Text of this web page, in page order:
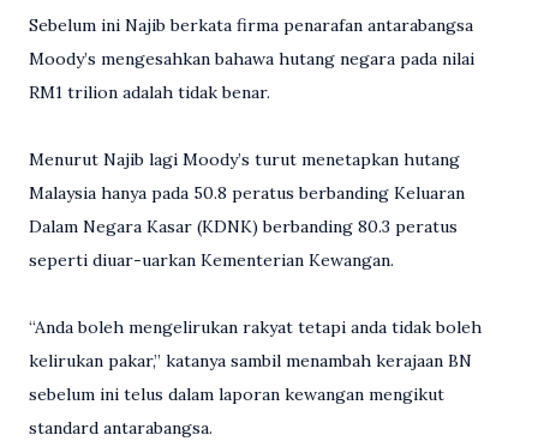
Sebelum ini Najib berkata firma penarafan antarabangsa
Moody’s mengesahkan bahawa hutang negara pada nilai
RM1 trilion adalah tidak benar.
Menurut Najib lagi Moody’s turut menetapkan hutang
Malaysia hanya pada 50.8 peratus berbanding Keluaran
Dalam Negara Kasar (KDNK) berbanding 80.3 peratus
seperti diuar-uarkan Kementerian Kewangan.
“Anda boleh mengelirukan rakyat tetapi anda tidak boleh
kelirukan pakar,” katanya sambil menambah kerajaan BN
sebelum ini telus dalam laporan kewangan mengikut
standard antarabangsa.